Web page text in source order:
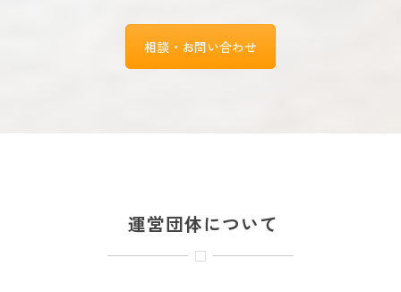
相談・お問い合わせ
運営団体について